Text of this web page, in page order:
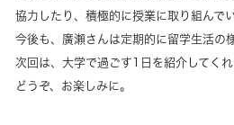
協力したり、積極的に授業に取り組んで
今後も、廣瀬さんは定期的に留学生活の
次回は、大学で過ごす1日を紹介してくれ
どうぞ、お楽しみに。